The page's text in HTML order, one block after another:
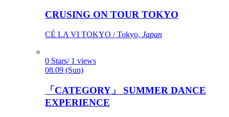
CRUSING ON TOUR TOKYO
CÉ LA VI TOKYO / Tokyo, Japan
0 Stars/ 1 views
08.09 (Sun)
「CATEGORY」 SUMMER DANCE
EXPERIENCE